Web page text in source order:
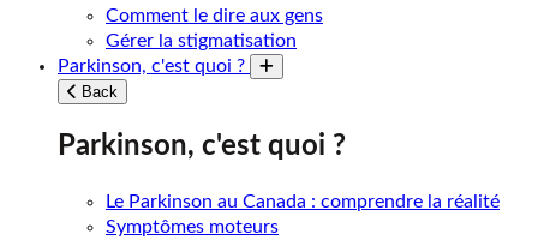
Comment le dire aux gens
Gérer la stigmatisation
Parkinson, c'est quoi ?
Toggle submenu
Back
Parkinson, c'est quoi ?
Le Parkinson au Canada : comprendre la réalité
Symptômes moteurs